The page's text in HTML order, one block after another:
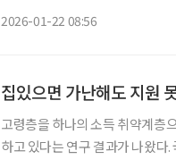
2026-01-22 08:56
집있으면 가난해도 지원
고령층을 하나의 소득 취약계층
하고 있다는 연구 결과가 나왔다